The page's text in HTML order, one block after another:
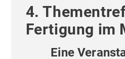
4.
Fertigung im
Eine